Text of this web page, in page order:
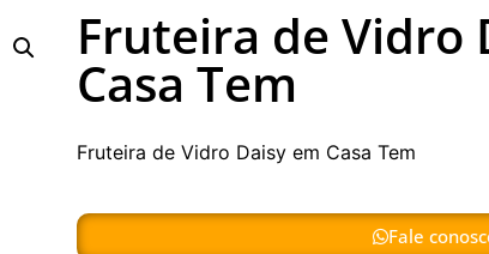
Fruteira de Vidro
Casa Tem
Fruteira de Vidro Daisy em Casa Tem
Fale